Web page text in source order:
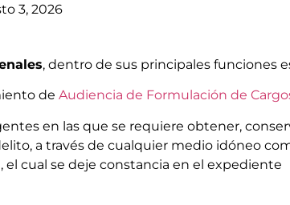
3, 2026
, dentro de sus principales funciones
de Audiencia de Formulación de
en las que se requiere obtener,
a través de cualquier medio idóneo
cual se deje constancia en el expediente